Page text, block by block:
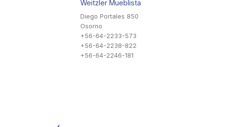
Weitzler Mueblista
Diego Portales 850
Osorno
+56-64-2233-573
+56-64-2238-822
+56-64-2246-181